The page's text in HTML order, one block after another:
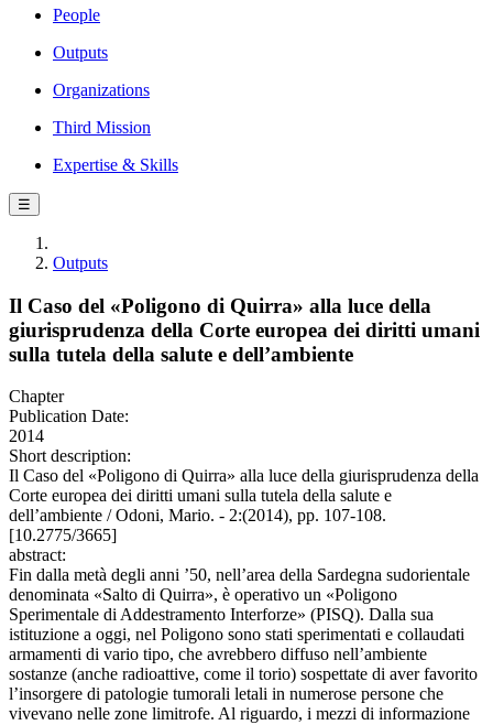
People
Outputs
Organizations
Third Mission
Expertise & Skills
☰
Outputs
Il Caso del «Poligono di Quirra» alla luce della
giurisprudenza della Corte europea dei diritti umani
sulla tutela della salute e dell’ambiente
Chapter
Publication Date:
2014
Short description:
Il Caso del «Poligono di Quirra» alla luce della giurisprudenza della
Corte europea dei diritti umani sulla tutela della salute e
dell’ambiente / Odoni, Mario. - 2:(2014), pp. 107-108.
[10.2775/3665]
abstract:
Fin dalla metà degli anni ’50, nell’area della Sardegna sudorientale
denominata «Salto di Quirra», è operativo un «Poligono
Sperimentale di Addestramento Interforze» (PISQ). Dalla sua
istituzione a oggi, nel Poligono sono stati sperimentati e collaudati
armamenti di vario tipo, che avrebbero diffuso nell’ambiente
sostanze (anche radioattive, come il torio) sospettate di aver favorito
l’insorgere di patologie tumorali letali in numerose persone che
vivevano nelle zone limitrofe. Al riguardo, i mezzi di informazione